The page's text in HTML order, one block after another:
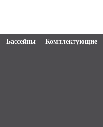
Бассейны Комплектующие